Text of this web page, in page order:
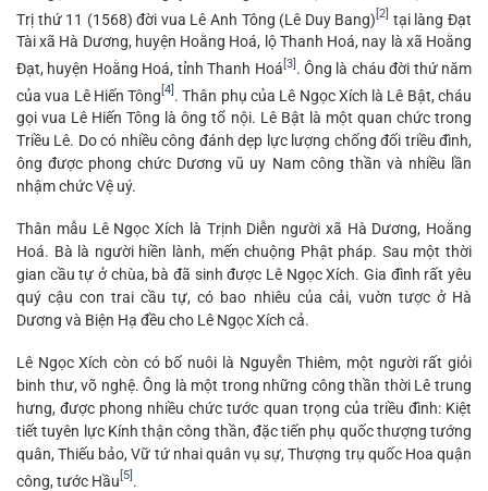
Trị thứ 11 (1568) đời vua Lê Anh Tông (Lê Duy Bang)[2] tại làng Đạt
Tài xã Hà Dương, huyện Hoằng Hoá, lộ Thanh Hoá, nay là xã Hoằng
Đạt, huyện Hoằng Hoá, tỉnh Thanh Hoá[3] . Ông là cháu đời thứ năm
của vua Lê Hiến Tông[4] . Thân phụ của Lê Ngọc Xích là Lê Bật, cháu
gọi vua Lê Hiến Tông là ông tổ nội. Lê Bật là một quan chức trong
Triều Lê. Do có nhiều công đánh dẹp lực lượng chống đối triều đình,
ông được phong chức Dương vũ uy Nam công thần và nhiều lần
nhậm chức Vệ uý.
Thân mẫu Lê Ngọc Xích là Trịnh Diễn người xã Hà Dương, Hoằng
Hoá. Bà là người hiền lành, mến chuộng Phật pháp. Sau một thời
gian cầu tự ở chùa, bà đã sinh được Lê Ngọc Xích. Gia đình rất yêu
quý cậu con trai cầu tự, có bao nhiêu của cải, vuờn tược ở Hà
Dương và Biện Hạ đều cho Lê Ngọc Xích cả.
Lê Ngọc Xích còn có bố nuôi là Nguyễn Thiêm, một người rất giỏi
binh thư, võ nghệ. Ông là một trong những công thần thời Lê trung
hưng, được phong nhiều chức tước quan trọng của triều đình: Kiệt
tiết tuyên lực Kính thận công thần, đặc tiến phụ quốc thượng tướng
quân, Thiếu bảo, Vữ tứ nhai quân vụ sự, Thượng trụ quốc Hoa quận
công, tước Hầu[5] .